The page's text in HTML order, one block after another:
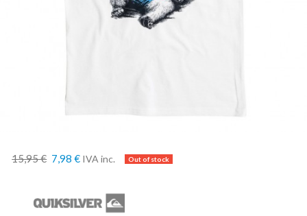
15,95 € 7,98 € IVA inc.